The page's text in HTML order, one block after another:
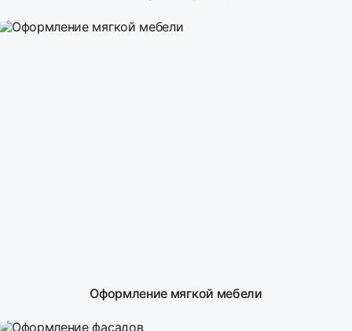
Оформление мягкой мебели